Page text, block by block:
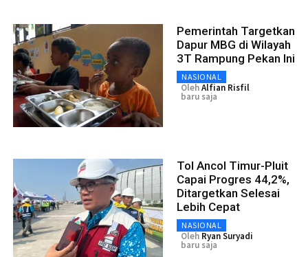
Pemerintah Targetkan
Dapur MBG di Wilayah
3T Rampung Pekan Ini
NASIONAL
OlehAlfian Risfil
baru saja
Tol Ancol Timur-Pluit
Capai Progres 44,2%,
Ditargetkan Selesai
Lebih Cepat
NASIONAL
Oleh Ryan Suryadi
baru saja